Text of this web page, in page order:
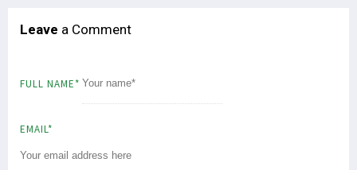
Leave a Comment
FULL NAME*
EMAIL*